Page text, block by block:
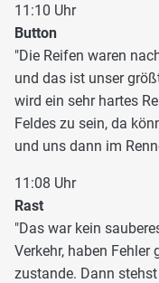
11:10 Uhr
Button
"Die Reifen waren
und das ist unser
wird ein sehr hartes
Feldes zu sein, da
und uns dann im
11:08 Uhr
Rast
"Das war kein
Verkehr, haben
zustande. Dann